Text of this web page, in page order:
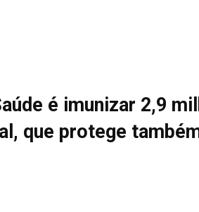
é imunizar 2,9
que protege